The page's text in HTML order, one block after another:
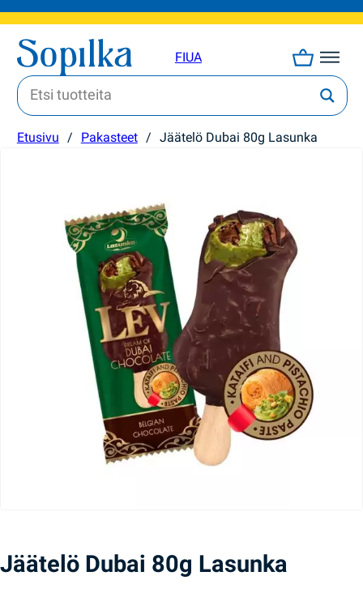
FIUA
Etusivu / Pakasteet / Jäätelö Dubai 80g Lasunka
Jäätelö Dubai 80g Lasunka